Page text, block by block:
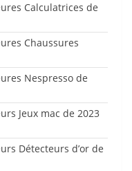
Calculatrices de
Chaussures
Nespresso de
Jeux mac de 2023
Détecteurs d’or de